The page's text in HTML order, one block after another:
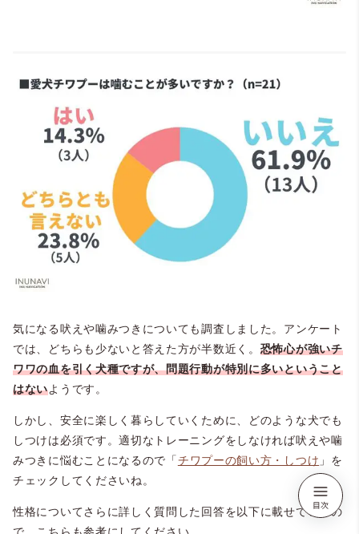
気になる吠えや噛みつきについても調査しました。アンケート
では、どちらも少ないと答えた方が半数近く。 恐怖心が強いチ
ワワの血を引く犬種ですが、問題行動が特別に多いということ
はないようです。
しかし、安全に楽しく暮らしていくために、どのような犬でも
しつけは必須です。適切なトレーニングをしなければ吠えや噛
みつきに悩むことになるので「チワプーの飼い方・しつけ 」を
チェックしてくださいね。
性格についてさらに詳しく質問した回答を以下に載せているの